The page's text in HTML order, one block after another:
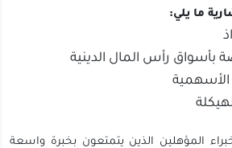
ما يلي:
بأسواق رأس المال الدينية
المؤهلين الذين يتمتعون بخبرة واسعة